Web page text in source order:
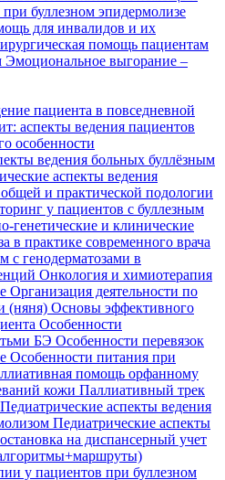
при буллезном эпидермолизе
для инвалидов и их
помощь пациентам
Эмоциональное выгорание –
пациента в повседневной
аспекты ведения пациентов
особенности
ведения больных буллёзным
аспекты ведения
и практической подологии
у пациентов с буллезным
генетические и клинические
в практике современного врача
с генодерматозами в
Онкология и химиотерапия
Организация деятельности по
(няня) Основы эффективного
Особенности
БЭ Особенности перевязок
Особенности питания при
помощь орфанному
кожи Паллиативный трек
Педиатрические аспекты ведения
Педиатрические аспекты
на диспансерный учет
у пациентов при буллезном